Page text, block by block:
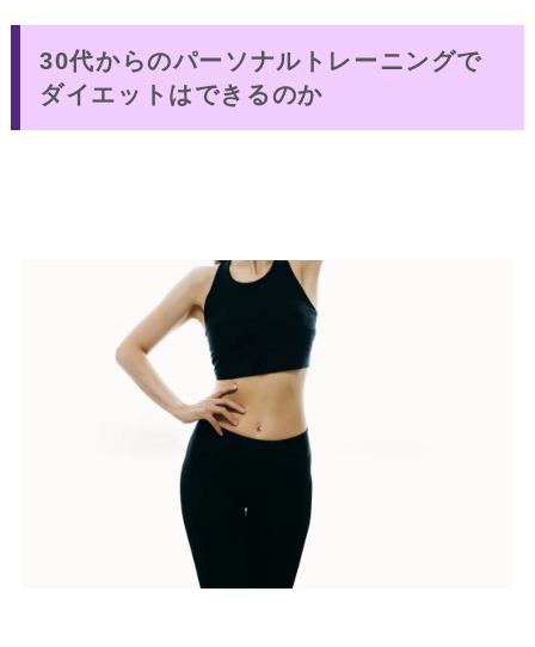
30代からのパーソナルトレーニングで
ダイエットはできるのか